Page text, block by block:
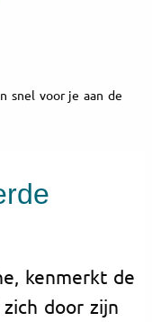
snel voor je aan de
kenmerkt de
door zijn